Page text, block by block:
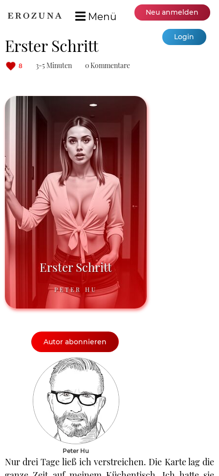
Menü Neu anmelden
Login
Erster Schritt
8 3-5 Minuten 0 Kommentare
Erster Schritt
PETER HU
Autor abonnieren
Peter Hu
Nur drei Tage ließ ich verstreichen. Die Karte lag die